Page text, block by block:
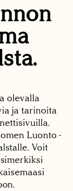
olevalla
ja tarinoita
Luonto -
Voit